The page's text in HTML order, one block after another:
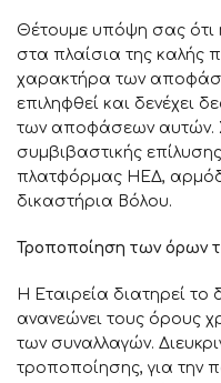
Θέτουμε υπόψη σας ότι
στα πλαίσια της καλής
χαρακτήρα των
επιληφθεί και δενέχει
των αποφάσεων αυτών.
συμβιβαστικής
πλατφόρμας ΗΕΔ,
δικαστήρια Βόλου.
Τροποποίηση των όρων
Η Εταιρεία διατηρεί το
ανανεώνει τους όρους
των συναλλαγών.
τροποποίησης, για την